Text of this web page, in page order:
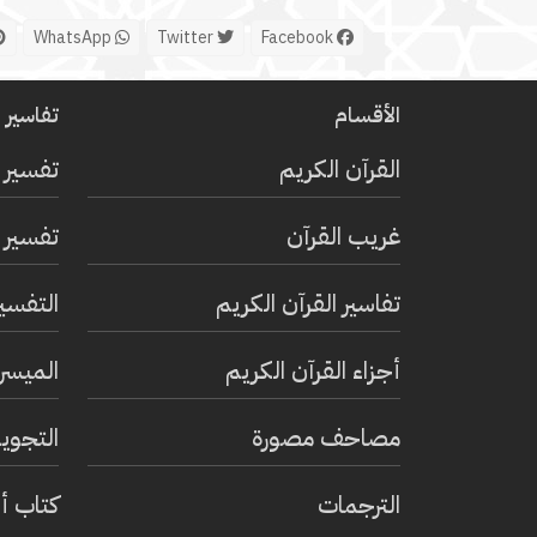
Facebook
Twitter
الأقسام
القرآن الكريم
غريب القرآن
تفاسير القرآن الكريم
أجزاء القرآن الكريم
مصاحف مصورة
الترجمات
تفسير
كتاب